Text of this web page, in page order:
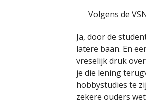
Volgens de
Ja, door de
latere baan. En
vreselijk druk
je die lening
hobbystudies te
zekere ouders